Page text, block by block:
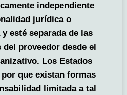
independiente
jurídica o
esté separada de las
proveedor desde el
Los Estados
que existan formas
limitada a tal